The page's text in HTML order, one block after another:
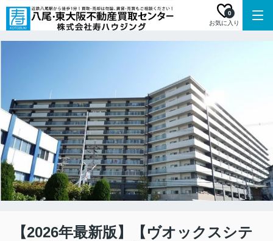
お気に入り
0
【2026年最新版】【ヴオックスシテ